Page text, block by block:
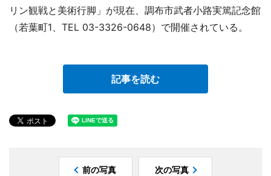
リン観戦と美術行脚」が現在、調布市武者小路実篤記念館
（若葉町1、TEL 03-3326-0648）で開催されている。
記事を読む
前の写真 次の写真